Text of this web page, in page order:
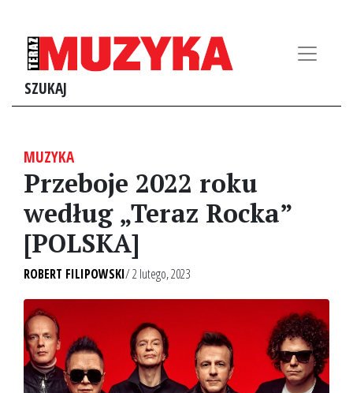
SZUKAJ
MUZYKA
Przeboje 2022 roku
według „Teraz Rocka”
[POLSKA]
ROBERT FILIPOWSKI/ 2 lutego, 2023